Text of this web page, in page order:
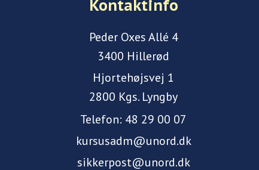
Kontaktinfo
Peder Oxes Allé 4
3400 Hillerød
Hjortehøjsvej 1
2800 Kgs. Lyngby
Telefon: 48 29 00 07
kursusadm@unord.dk
sikkerpost@unord.dk